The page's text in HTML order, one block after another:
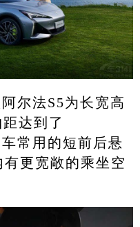
尔法S5为长宽高
达到了
常用的短前后悬
更宽敞的乘坐空